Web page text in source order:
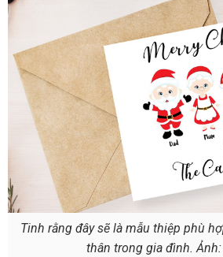
Tinh rằng đây sẽ là mẫu thiệp phù
thân trong gia đình.